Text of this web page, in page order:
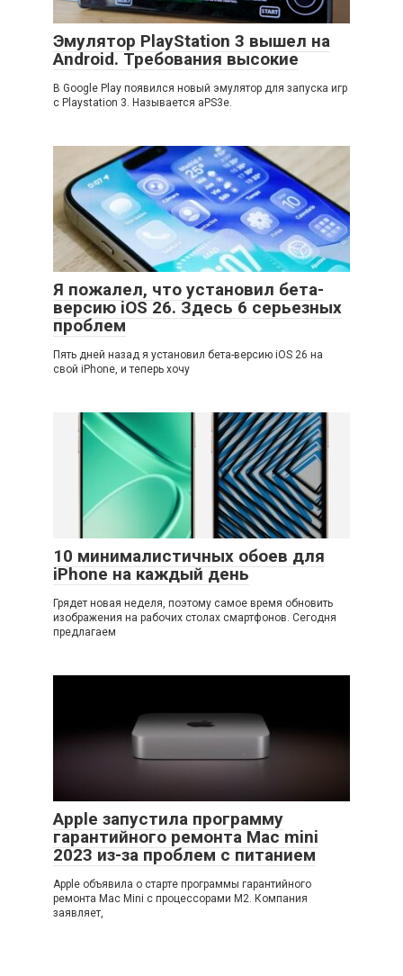
Эмулятор PlayStation 3 вышел на
Android. Требования высокие
В Google Play появился новый эмулятор для запуска игр
с Playstation 3. Называется aPS3e.
Я пожалел, что установил бета-
версию iOS 26. Здесь 6 серьезных
проблем
Пять дней назад я установил бета-версию iOS 26 на
свой iPhone, и теперь хочу
10 минималистичных обоев для
iPhone на каждый день
Грядет новая неделя, поэтому самое время обновить
изображения на рабочих столах смартфонов. Сегодня
предлагаем
Apple запустила программу
гарантийного ремонта Mac mini
2023 из-за проблем с питанием
Apple объявила о старте программы гарантийного
ремонта Mac Mini с процессорами M2. Компания
заявляет,